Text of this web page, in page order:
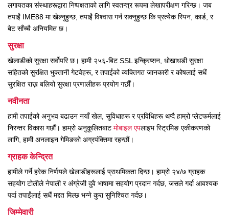
लगायतका संस्थाहरूद्वारा निष्पक्षताको लागि स्वतन्त्र रूपमा लेखापरीक्षण गरिन्छ। जब
तपाईं IME88 मा खेल्नुहुन्छ, तपाईं विश्वास गर्न सक्नुहुन्छ कि प्रत्येक स्पिन, कार्ड, र
बेट साँच्चै अनियमित छ।
सुरक्षा
खेलाडीको सुरक्षा सर्वोपरि छ। हामी २५६-बिट SSL इन्क्रिप्सन, धोखाधडी सुरक्षा
सहितको सुरक्षित भुक्तानी गेटवेहरू, र तपाईंको व्यक्तिगत जानकारी र कोषलाई सधैं
सुरक्षित राख्न बलियो सुरक्षा प्रणालीहरू प्रयोग गर्छौं।
नवीनता
हामी तपाईंको अनुभव बढाउन नयाँ खेल, सुविधाहरू र प्रविधिहरू थप्दै हाम्रो प्लेटफर्मलाई
निरन्तर विकास गर्छौं। हाम्रो अनुकूलितबाट मोबाइल एपलाइभ स्ट्रिमिङ एकीकरणको
लागि, हामी अनलाइन गेमिङको अग्रपंक्तिमा रहन्छौं।
ग्राहक केन्द्रित
हामीले गर्ने हरेक निर्णयले खेलाडीहरूलाई प्राथमिकता दिन्छ। हाम्रो २४/७ ग्राहक
सहयोग टोलीले नेपाली र अंग्रेजी दुवै भाषामा सहयोग प्रदान गर्दछ, जसले गर्दा आवश्यक
पर्दा तपाईंलाई सधैं मद्दत मिल्छ भन्ने कुरा सुनिश्चित गर्दछ।
जिम्मेवारी